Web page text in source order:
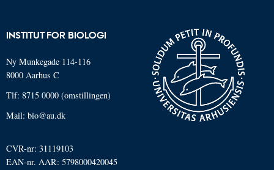
INSTITUT FOR BIOLOGI
Ny Munkegade 114-116
8000 Aarhus C
Tlf: 8715 0000 (omstillingen)
Mail: bio@au.dk
CVR-nr: 31119103
EAN-nr. AAR: 5798000420045